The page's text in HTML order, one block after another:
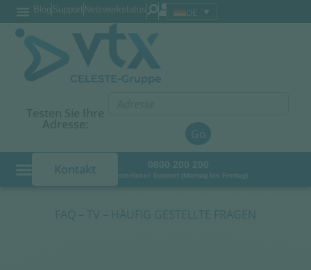
Blog Support Netzwerkstatus DE
Go
Kontakt 0800 200 200
Kostenloser Support (Montag bis Freitag)
FAQ – TV – HÄUFIG GESTELLTE FRAGEN